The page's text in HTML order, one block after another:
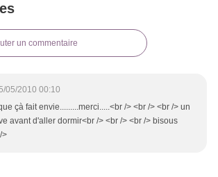
un commentaire
05/2010 00:10
çà fait envie.........merci.....<br /> <br /> <br /> un
avant d'aller dormir<br /> <br /> <br /> bisous
>